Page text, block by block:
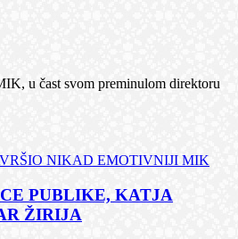
u čast svom preminulom direktoru
NIKAD EMOTIVNIJI MIK
PUBLIKE, KATJA
ŽIRIJA